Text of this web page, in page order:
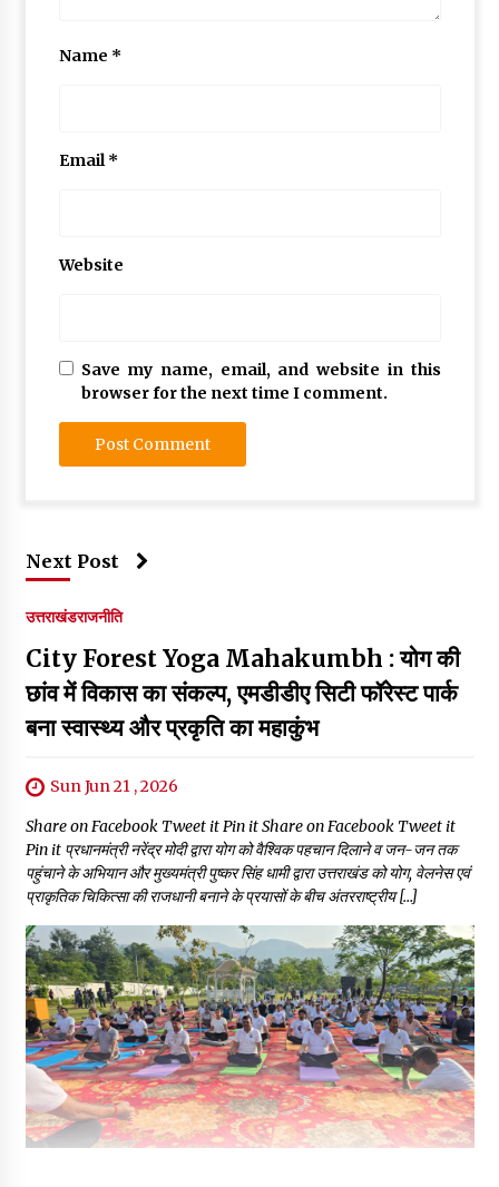
Name *
Email*
Website
Save my name, email, and website in this
browser for the next time I comment.
Next Post
उत्तराखंडराजनीति
City Forest Yoga Mahakumbh : योग की
छांव में विकास का संकल्प, एमडीडीए सिटी फॉरेस्ट पार्क
बना स्वास्थ्य और प्रकृति का महाकुंभ
Sun Jun 21 , 2026
Share on Facebook Tweet it Pin it Share on Facebook Tweet it
Pin it प्रधानमंत्री नरेंद्र मोदी द्वारा योग को वैश्विक पहचान दिलाने व जन-जन तक
पहुंचाने के अभियान और मुख्यमंत्री पुष्कर सिंह धामी द्वारा उत्तराखंड को योग, वेलनेस एवं
प्राकृतिक चिकित्सा की राजधानी बनाने के प्रयासों के बीच अंतरराष्ट्रीय […]